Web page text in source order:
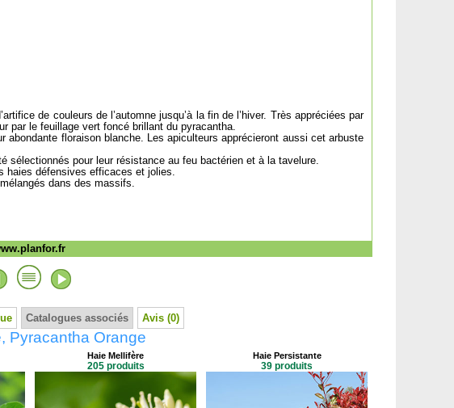
de couleurs de l’automne jusqu’à la fin de l’hiver. Très appréciées par
par le feuillage vert foncé brillant du pyracantha.
abondante floraison blanche. Les apiculteurs apprécieront aussi cet arbuste
sélectionnés pour leur résistance au feu bactérien et à la tavelure.
haies défensives efficaces et jolies.
dans des massifs.
Catalogues associés Avis (0)
Pyracantha Orange
Haie Mellifère
205 produits
Haie Persistante
39 produits